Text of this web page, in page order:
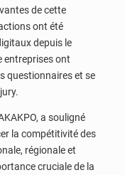
de cette
ont été
depuis le
entreprises ont
questionnaires et se
a souligné
la compétitivité des
régionale et
cruciale de la